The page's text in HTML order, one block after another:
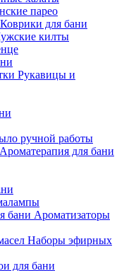
парео
Коврики для бани
килты
Рукавицы и
ручной работы
Ароматерапия для бани
Ароматизаторы
Наборы эфирных